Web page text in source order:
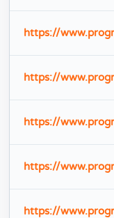
https://
https://
https://
https://
https://